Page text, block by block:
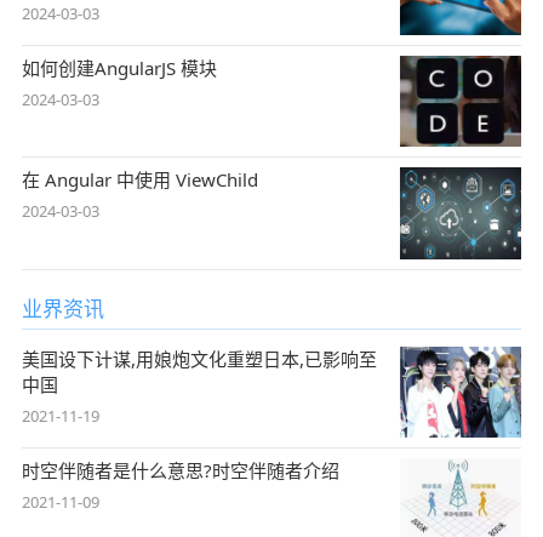
2024-03-03
如何创建AngularJS 模块
2024-03-03
在 Angular 中使用 ViewChild
2024-03-03
业界资讯
美国设下计谋,用娘炮文化重塑日本,已影响至
中国
2021-11-19
时空伴随者是什么意思?时空伴随者介绍
2021-11-09